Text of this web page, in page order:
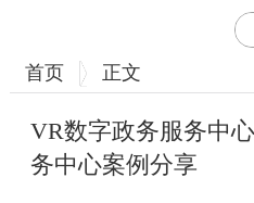
首页 正文
VR数字政务服务中
务中心案例分享